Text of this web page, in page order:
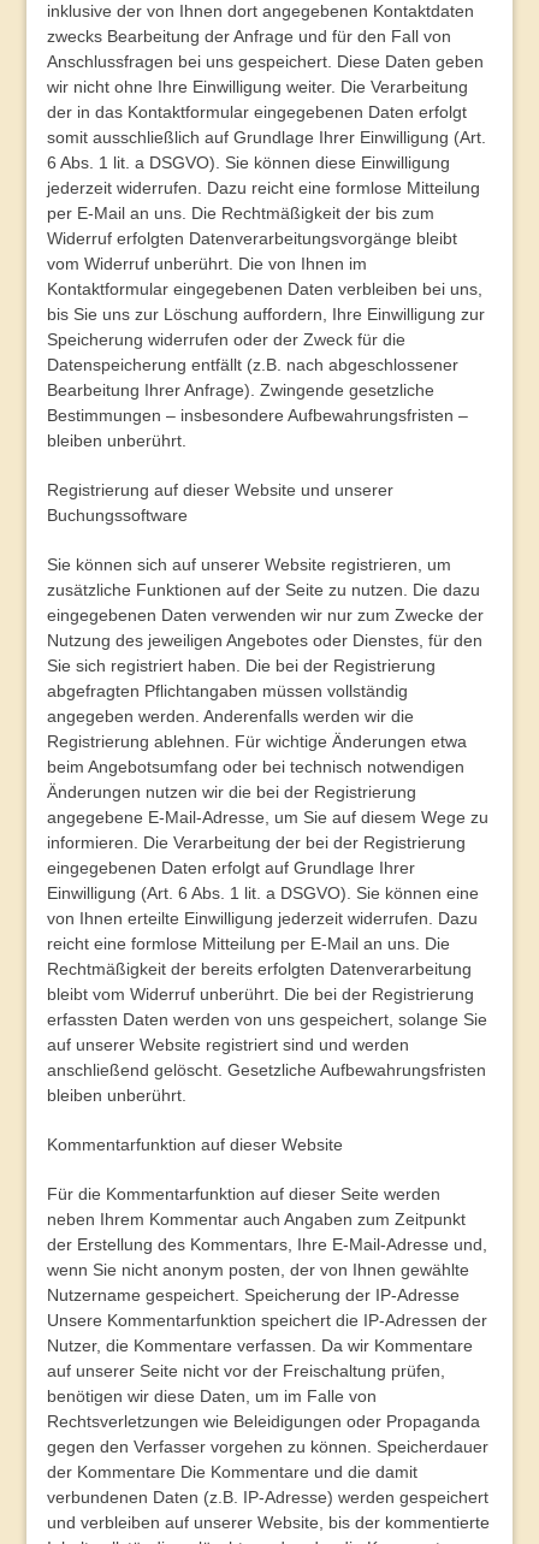
inklusive der von Ihnen dort angegebenen Kontaktdaten
zwecks Bearbeitung der Anfrage und für den Fall von
Anschlussfragen bei uns gespeichert. Diese Daten geben
wir nicht ohne Ihre Einwilligung weiter. Die Verarbeitung
der in das Kontaktformular eingegebenen Daten erfolgt
somit ausschließlich auf Grundlage Ihrer Einwilligung (Art.
6 Abs. 1 lit. a DSGVO). Sie können diese Einwilligung
jederzeit widerrufen. Dazu reicht eine formlose Mitteilung
per E-Mail an uns. Die Rechtmäßigkeit der bis zum
Widerruf erfolgten Datenverarbeitungsvorgänge bleibt
vom Widerruf unberührt. Die von Ihnen im
Kontaktformular eingegebenen Daten verbleiben bei uns,
bis Sie uns zur Löschung auffordern, Ihre Einwilligung zur
Speicherung widerrufen oder der Zweck für die
Datenspeicherung entfällt (z.B. nach abgeschlossener
Bearbeitung Ihrer Anfrage). Zwingende gesetzliche
Bestimmungen – insbesondere Aufbewahrungsfristen –
bleiben unberührt.
Registrierung auf dieser Website und unserer
Buchungssoftware
Sie können sich auf unserer Website registrieren, um
zusätzliche Funktionen auf der Seite zu nutzen. Die dazu
eingegebenen Daten verwenden wir nur zum Zwecke der
Nutzung des jeweiligen Angebotes oder Dienstes, für den
Sie sich registriert haben. Die bei der Registrierung
abgefragten Pflichtangaben müssen vollständig
angegeben werden. Anderenfalls werden wir die
Registrierung ablehnen. Für wichtige Änderungen etwa
beim Angebotsumfang oder bei technisch notwendigen
Änderungen nutzen wir die bei der Registrierung
angegebene E-Mail-Adresse, um Sie auf diesem Wege zu
informieren. Die Verarbeitung der bei der Registrierung
eingegebenen Daten erfolgt auf Grundlage Ihrer
Einwilligung (Art. 6 Abs. 1 lit. a DSGVO). Sie können eine
von Ihnen erteilte Einwilligung jederzeit widerrufen. Dazu
reicht eine formlose Mitteilung per E-Mail an uns. Die
Rechtmäßigkeit der bereits erfolgten Datenverarbeitung
bleibt vom Widerruf unberührt. Die bei der Registrierung
erfassten Daten werden von uns gespeichert, solange Sie
auf unserer Website registriert sind und werden
anschließend gelöscht. Gesetzliche Aufbewahrungsfristen
bleiben unberührt.
Kommentarfunktion auf dieser Website
Für die Kommentarfunktion auf dieser Seite werden
neben Ihrem Kommentar auch Angaben zum Zeitpunkt
der Erstellung des Kommentars, Ihre E-Mail-Adresse und,
wenn Sie nicht anonym posten, der von Ihnen gewählte
Nutzername gespeichert. Speicherung der IP-Adresse
Unsere Kommentarfunktion speichert die IP-Adressen der
Nutzer, die Kommentare verfassen. Da wir Kommentare
auf unserer Seite nicht vor der Freischaltung prüfen,
benötigen wir diese Daten, um im Falle von
Rechtsverletzungen wie Beleidigungen oder Propaganda
gegen den Verfasser vorgehen zu können. Speicherdauer
der Kommentare Die Kommentare und die damit
verbundenen Daten (z.B. IP-Adresse) werden gespeichert
und verbleiben auf unserer Website, bis der kommentierte